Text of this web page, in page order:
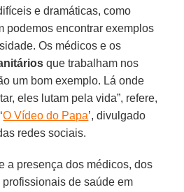
e dramáticas, como
podemos encontrar exemplos
Os médicos e os
que trabalham nos
um bom exemplo. Lá onde
eles lutam pela vida”, refere,
O Vídeo do Papa’, divulgado
redes sociais.
a presença dos médicos, dos
de saúde em